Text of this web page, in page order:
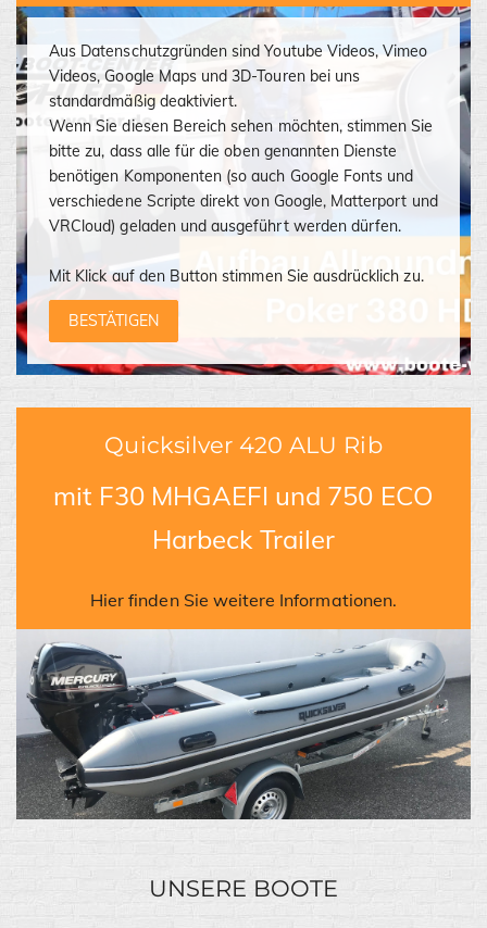
Aus Datenschutzgründen sind Youtube Videos, Vimeo
Videos, Google Maps und 3D-Touren bei uns
standardmäßig deaktiviert.
Wenn Sie diesen Bereich sehen möchten, stimmen Sie
bitte zu, dass alle für die oben genannten Dienste
benötigen Komponenten (so auch Google Fonts und
verschiedene Scripte direkt von Google, Matterport und
VRCloud) geladen und ausgeführt werden dürfen.
Mit Klick auf den Button stimmen Sie ausdrücklich zu.
BESTÄTIGEN
Quicksilver 420 ALU Rib
mit F30 MHGAEFI und 750 ECO
Harbeck Trailer
Hier finden Sie weitere Informationen.
UNSERE BOOTE